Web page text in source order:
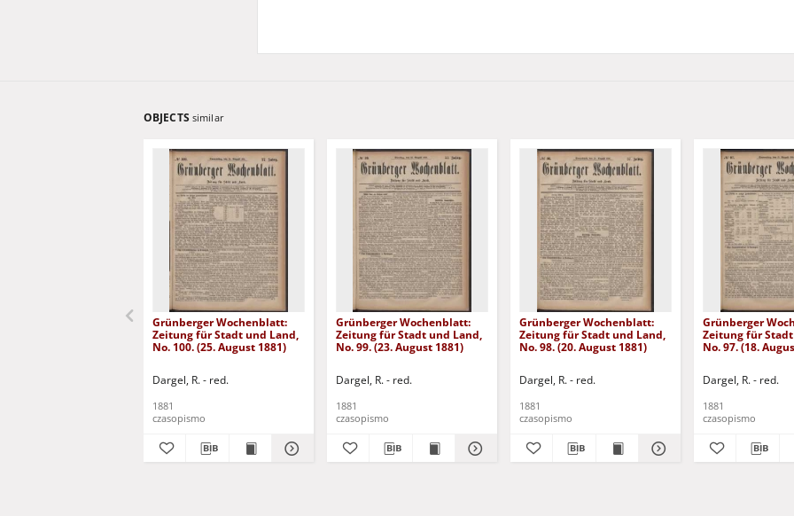
OBJECTS similar
Grünberger Wochenblatt:
Zeitung für Stadt und Land,
No. 100. (25. August 1881)
Dargel, R. - red.
1881
czasopismo
Grünberger Wochenblatt:
Zeitung für Stadt und Land,
No. 99. (23. August 1881)
Dargel, R. - red.
1881
czasopismo
Grünberger Wochenblatt:
Zeitung für Stadt und Land,
No. 98. (20. August 1881)
Dargel, R. - red.
1881
czasopismo
Grünberger
Zeitung für
No. 97. (18.
Dargel, R. - red.
1881
czasopismo